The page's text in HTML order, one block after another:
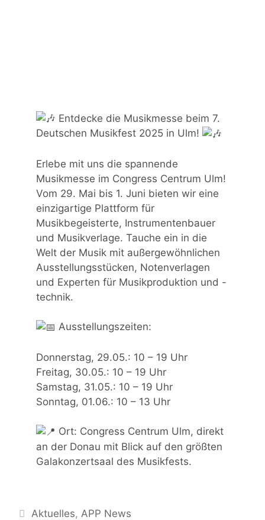
Entdecke die Musikmesse beim 7.
Deutschen Musikfest 2025 in Ulm!
Erlebe mit uns die spannende
Musikmesse im Congress Centrum Ulm!
Vom 29. Mai bis 1. Juni bieten wir eine
einzigartige Plattform für
Musikbegeisterte, Instrumentenbauer
und Musikverlage. Tauche ein in die
Welt der Musik mit außergewöhnlichen
Ausstellungsstücken, Notenverlagen
und Experten für Musikproduktion und -
technik.
Ausstellungszeiten:
Donnerstag, 29.05.: 10 – 19 Uhr
Freitag, 30.05.: 10 – 19 Uhr
Samstag, 31.05.: 10 – 19 Uhr
Sonntag, 01.06.: 10 – 13 Uhr
Ort: Congress Centrum Ulm, direkt
an der Donau mit Blick auf den größten
Galakonzertsaal des Musikfests.
Kategorien
Aktuelles, APP News